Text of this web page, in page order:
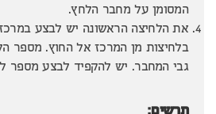
המסומן על מחבר הלחץ.
את הלחיצה הראשונה יש לבצע
בלחיצות מן המרכז אל החוץ. מספר
גבי המחבר. יש להקפיד לבצע מספר